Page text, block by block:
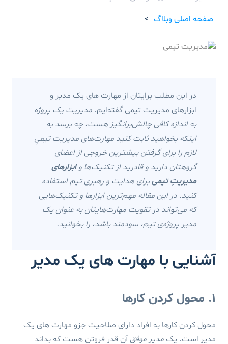
صفحه اصلی وبلاگ >
در این مطلب برایتان از مهارت های یک مدیر و
ابزارهای مدیریت تیمی گفته‌ایم. مدیریت یک پروژه
به اندازه کافی چالش‌برانگیز هست، چه برسد به
اینکه بخواهید ثابت کنید مهارت‌های مدیریت تیمیِ
لازم را برای گرفتن بیشترین خروجی از اعضای
گروهتان دارید و قادرید از تکنیک‌ها وابزارهای
مدیریتِ تیمیبرای هدایت و رهبری تیم استفاده
کنید. در این مقاله مهم‌ترین ابزارها و تکنیک‌هایی
که می‌تواند در تقویت مهارت‌هایتان به عنوان یک
مدیر پروژه‌ی تیم، سودمند باشد، را بخوانید.
آشنایی با مهارت های یک مدیر
۱. محول کردن کارها
محول کردن کارها به افراد دارای صلاحیت جزو مهارت های یک
مدیر است. یک مدیر موفقآن قدر فروتن هست که بداند